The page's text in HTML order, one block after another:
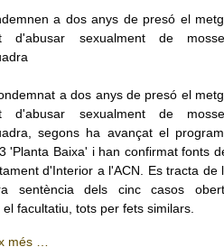
a dos anys de presó el
d'abusar sexualment de
segons ha avançat el
'Planta Baixa' i han confirmat fonts
d'Interior a l'ACN. Es tracta de
sentència dels cinc casos
facultatiu, tots per fets similars.
més …